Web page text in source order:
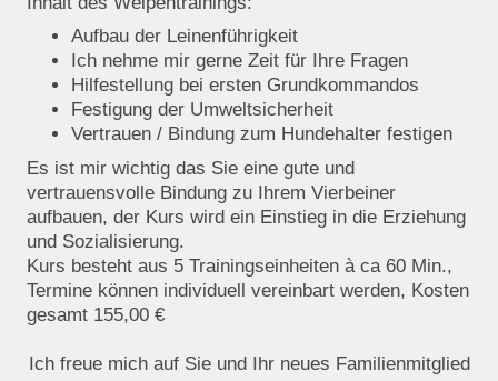
Aufbau der Leinenführigkeit
Ich nehme mir gerne Zeit für Ihre Fragen
Hilfestellung bei ersten Grundkommandos
Festigung der Umweltsicherheit
Vertrauen / Bindung zum Hundehalter festigen
Es ist mir wichtig das Sie eine gute und
vertrauensvolle Bindung zu Ihrem Vierbeiner
aufbauen, der Kurs wird ein Einstieg in die Erziehung
und Sozialisierung.
Kurs besteht aus 5 Trainingseinheiten à ca 60 Min.,
Termine können individuell vereinbart werden, Kosten
gesamt 155,00 €
Ich freue mich auf Sie und Ihr neues Familienmitglied